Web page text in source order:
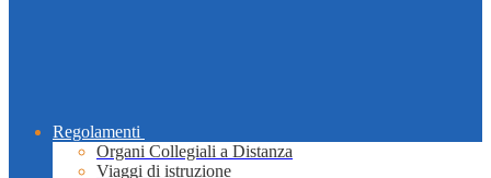
Regolamenti
Organi Collegiali a Distanza
Viaggi di istruzione